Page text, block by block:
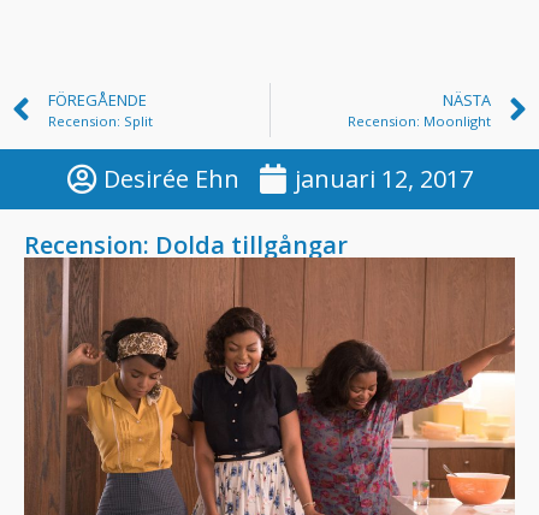
FÖREGÅENDE
Recension: Split
NÄSTA
Recension: Moonlight
Desirée Ehn januari 12, 2017
Recension: Dolda tillgångar